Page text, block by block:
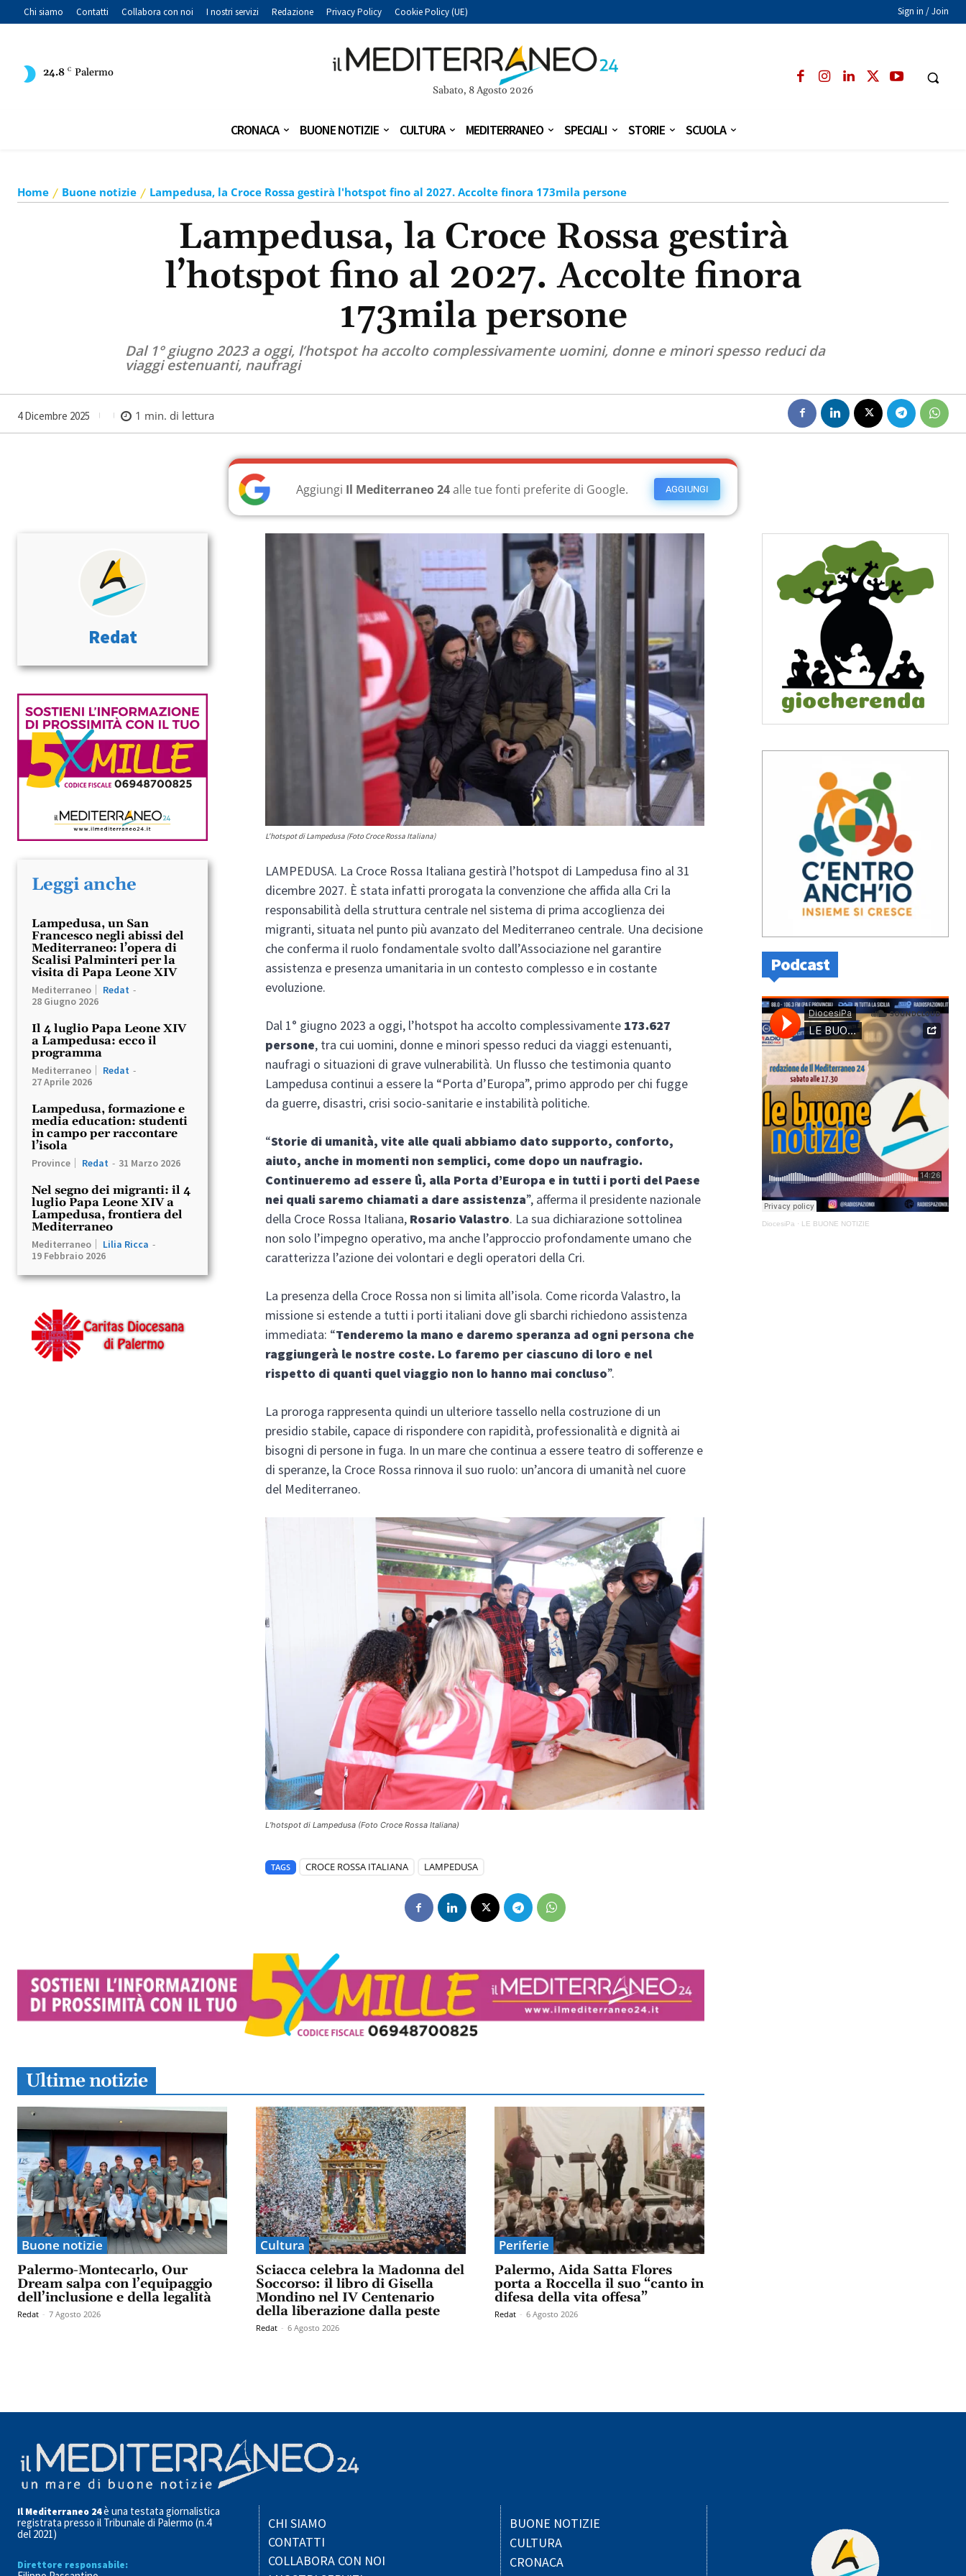
Chi siamo Contatti Collabora con noi I nostri servizi Redazione Privacy Policy Cookie Policy (UE) Sign in / Join
24.8 C Palermo
Sabato, 8 Agosto 2026
CRONACA BUONE NOTIZIE CULTURA MEDITERRANEO SPECIALI STORIE SCUOLA
Home Buone notizie Lampedusa, la Croce Rossa gestirà l'hotspot fino al 2027. Accolte finora 173mila persone
Lampedusa, la Croce Rossa gestirà
l’hotspot fino al 2027. Accolte finora
173mila persone
Dal 1° giugno 2023 a oggi, l’hotspot ha accolto complessivamente uomini, donne e minori spesso reduci da
viaggi estenuanti, naufragi
4 Dicembre 2025 1 min. di lettura
AGGIUNGI
Aggiungi Il Mediterraneo 24alle tue fonti preferite di Google.
Redat
Leggi anche
Lampedusa, un San
Francesco negli abissi del
Mediterraneo: l’opera di
Scalisi Palminteri per la
visita di Papa Leone XIV
Mediterraneo Redat -
28 Giugno 2026
Il 4 luglio Papa Leone XIV
a Lampedusa: ecco il
programma
Mediterraneo Redat -
27 Aprile 2026
Lampedusa, formazione e
media education: studenti
in campo per raccontare
l’isola
Province Redat - 31 Marzo 2026
Nel segno dei migranti: il 4
luglio Papa Leone XIV a
Lampedusa, frontiera del
Mediterraneo
Mediterraneo Lilia Ricca -
19 Febbraio 2026
L'hotspot di Lampedusa (Foto Croce Rossa Italiana)
LAMPEDUSA. La Croce Rossa Italiana gestirà l’hotspot di Lampedusa fino al 31
dicembre 2027. È stata infatti prorogata la convenzione che affida alla Cri la
responsabilità della struttura centrale nel sistema di prima accoglienza dei
migranti, situata nel punto più avanzato del Mediterraneo centrale. Una decisione
che conferma il ruolo fondamentale svolto dall’Associazione nel garantire
assistenza e presenza umanitaria in un contesto complesso e in costante
evoluzione.
Dal 1° giugno 2023 a oggi, l’hotspot ha accolto complessivamente 173.627
persone, tra cui uomini, donne e minori spesso reduci da viaggi estenuanti,
naufragi o situazioni di grave vulnerabilità. Un flusso che testimonia quanto
Lampedusa continui a essere la “Porta d’Europa”, primo approdo per chi fugge
da guerre, disastri, crisi socio-sanitarie e instabilità politiche.
“Storie di umanità, vite alle quali abbiamo dato supporto, conforto,
aiuto, anche in momenti non semplici, come dopo un naufragio.
Continueremo ad essere lì, alla Porta d’Europa e in tutti i porti del Paese
nei quali saremo chiamati a dare assistenza”, afferma il presidente nazionale
della Croce Rossa Italiana, Rosario Valastro. La sua dichiarazione sottolinea
non solo l’impegno operativo, ma anche l’approccio profondamente umano che
caratterizza l’azione dei volontari e degli operatori della Cri.
La presenza della Croce Rossa non si limita all’isola. Come ricorda Valastro, la
missione si estende a tutti i porti italiani dove gli sbarchi richiedono assistenza
immediata: “Tenderemo la mano e daremo speranza ad ogni persona che
raggiungerà le nostre coste. Lo faremo per ciascuno di loro e nel
rispetto di quanti quel viaggio non lo hanno mai concluso”.
La proroga rappresenta quindi un ulteriore tassello nella costruzione di un
presidio stabile, capace di rispondere con rapidità, professionalità e dignità ai
bisogni di persone in fuga. In un mare che continua a essere teatro di sofferenze e
di speranze, la Croce Rossa rinnova il suo ruolo: un’ancora di umanità nel cuore
del Mediterraneo.
L’hotspot di Lampedusa (Foto Croce Rossa Italiana)
TAGS CROCE ROSSA ITALIANA LAMPEDUSA
Ultime notizie
Buone notizie
Palermo-Montecarlo, Our
Dream salpa con l’equipaggio
dell’inclusione e della legalità
Redat - 7 Agosto 2026
Cultura
Sciacca celebra la Madonna del
Soccorso: il libro di Gisella
Mondino nel IV Centenario
della liberazione dalla peste
Redat - 6 Agosto 2026
Periferie
Palermo, Aida Satta Flores
porta a Roccella il suo “canto in
difesa della vita offesa”
Redat - 6 Agosto 2026
Podcast
DiocesiPa · LE BUONE NOTIZIE
Il Mediterraneo 24è una testata giornalistica
registrata presso il Tribunale di Palermo (n.4
del 2021)
Direttore responsabile:
CHI SIAMO
CONTATTI
COLLABORA CON NOI
BUONE NOTIZIE
CULTURA
CRONACA